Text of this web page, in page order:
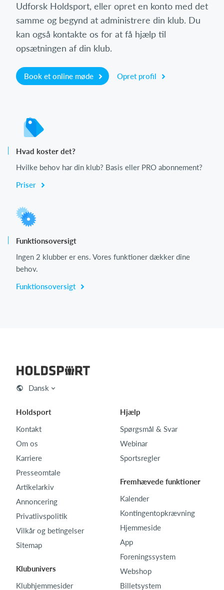
Udforsk Holdsport, eller opret en konto med det
samme og begynd at administrere din klub. Du
kan også kontakte os for at få hjælp til
opsætningen af din klub.
Book et online møde Opret profil
Hvad koster det?
Hvilke behov har din klub? Basis eller PRO abonnement?
Priser
Funktionsoversigt
Ingen 2 klubber er ens. Vores funktioner dækker dine
behov.
Funktionsoversigt
Dansk
Holdsport
Kontakt
Om os
Karriere
Presseomtale
Artikelarkiv
Annoncering
Privatlivspolitik
Vilkår og betingelser
Sitemap
Klubunivers
Klubhjemmesider
Hjælp
Spørgsmål & Svar
Webinar
Sportsregler
Fremhævede funktioner
Kalender
Kontingentopkrævning
Hjemmeside
App
Foreningssystem
Webshop
Billetsystem